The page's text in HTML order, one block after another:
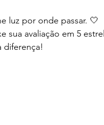
luz por onde passar. 🤍
sua avaliação em 5
diferença!